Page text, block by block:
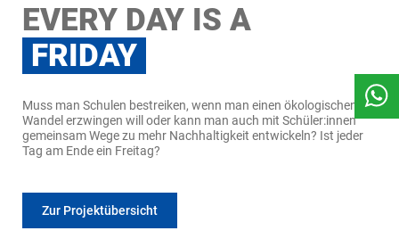
EVERY DAY IS A
FRIDAY
Muss man Schulen bestreiken, wenn man einen ökologischen
Wandel erzwingen will oder kann man auch mit Schüler:innen
gemeinsam Wege zu mehr Nachhaltigkeit entwickeln? Ist jeder
Tag am Ende ein Freitag?
Zur Projektübersicht